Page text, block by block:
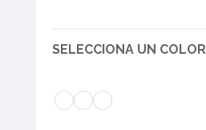
SELECCIONA UN COLOR